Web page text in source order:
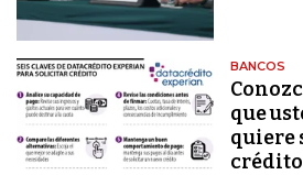
BANCOS
que
quiere
crédito